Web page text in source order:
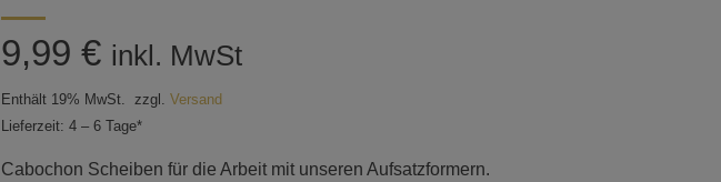
9,99 € inkl. MwSt
Enthält 19% MwSt. zzgl. Versand
Lieferzeit: 4 – 6 Tage*
Cabochon Scheiben für die Arbeit mit unseren Aufsatzformern.